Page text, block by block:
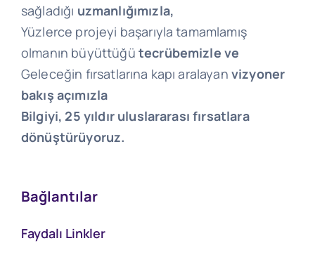
sağladığı uzmanlığımızla,
Yüzlerce projeyi başarıyla tamamlamış
olmanın büyüttüğü tecrübemizle ve
Geleceğin fırsatlarına kapı aralayan vizyoner
bakış açımızla
Bilgiyi, 25 yıldır uluslararası fırsatlara
dönüştürüyoruz.
Bağlantılar
Faydalı Linkler